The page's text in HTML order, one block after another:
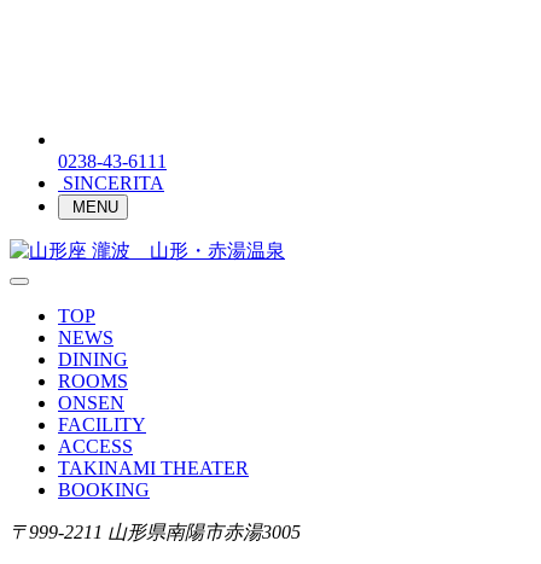
0238-43-6111
SINCERITA
MENU
TOP
NEWS
DINING
ROOMS
ONSEN
FACILITY
ACCESS
TAKINAMI THEATER
BOOKING
〒999-2211 山形県南陽市赤湯3005